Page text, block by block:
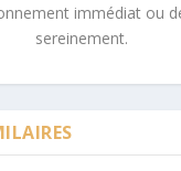
immédiat ou
sereinement.